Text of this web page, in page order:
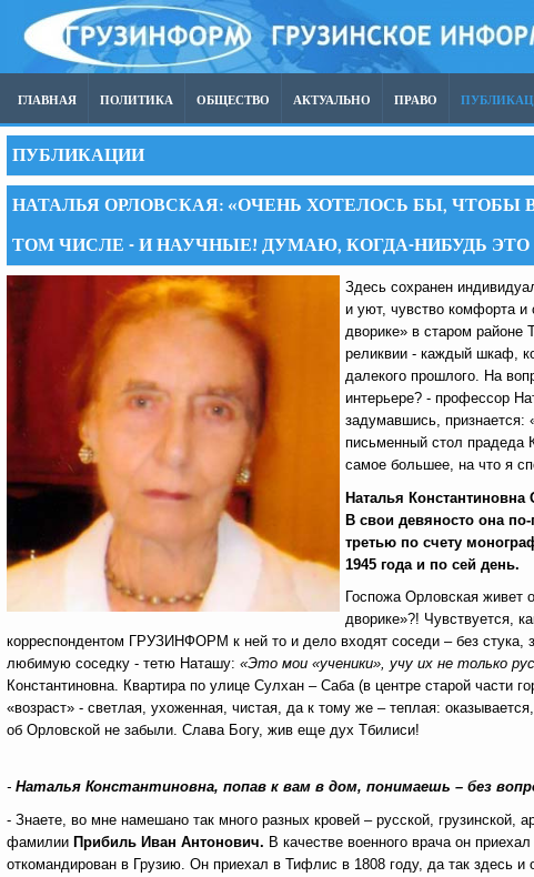
ГЛАВНАЯ ПОЛИТИКА ОБЩЕСТВО АКТУАЛЬНО ПРАВО
ПУБЛИКАЦИИ
НАТАЛЬЯ ОРЛОВСКАЯ: «ОЧЕНЬ ХОТЕЛОСЬ БЫ,
ТОМ ЧИСЛЕ - И НАУЧНЫЕ! ДУМАЮ, КОГДА-НИБУДЬ
Здесь сохранен
и уют, чувство комфорта и
дворике» в старом районе
реликвии - каждый шкаф,
далекого прошлого. На
интерьере? - профессор
задумавшись, признается:
письменный стол прадеда
самое большее, на что я
Наталья
В свои девяносто она
третью по счету
1945 года и по сей день.
Госпожа Орловская живет
дворике»?! Чувствуется,
корреспондентом ГРУЗИНФОРМ к ней то и дело входят соседи – без стука,
любимую соседку - тетю Наташу: «Это мои «ученики», учу их не только
Константиновна. Квартира по улице Сулхан – Саба (в центре старой
«возраст» - светлая, ухоженная, чистая, да к тому же – теплая:
об Орловской не забыли. Слава Богу, жив еще дух Тбилиси!
- Наталья Константиновна, попав к вам в дом, понимаешь – без
- Знаете, во мне намешано так много разных кровей – русской,
фамилии Прибиль Иван Антонович. В качестве военного врача он
откомандирован в Грузию. Он приехал в Тифлис в 1808 году, да так здесь и